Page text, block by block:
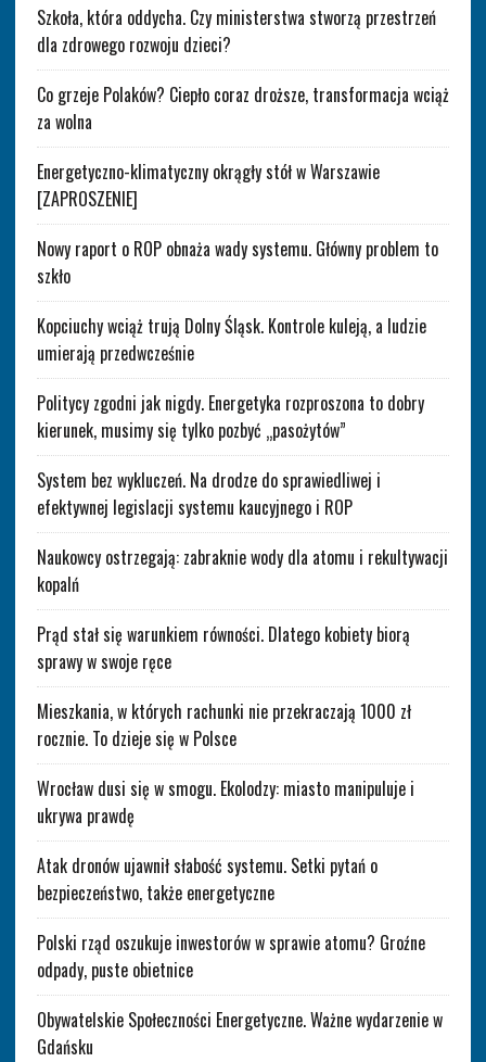
Szkoła, która oddycha. Czy ministerstwa stworzą przestrzeń
dla zdrowego rozwoju dzieci?
Co grzeje Polaków? Ciepło coraz droższe, transformacja wciąż
za wolna
Energetyczno-klimatyczny okrągły stół w Warszawie
[ZAPROSZENIE]
Nowy raport o ROP obnaża wady systemu. Główny problem to
szkło
Kopciuchy wciąż trują Dolny Śląsk. Kontrole kuleją, a ludzie
umierają przedwcześnie
Politycy zgodni jak nigdy. Energetyka rozproszona to dobry
kierunek, musimy się tylko pozbyć „pasożytów”
System bez wykluczeń. Na drodze do sprawiedliwej i
efektywnej legislacji systemu kaucyjnego i ROP
Naukowcy ostrzegają: zabraknie wody dla atomu i rekultywacji
kopalń
Prąd stał się warunkiem równości. Dlatego kobiety biorą
sprawy w swoje ręce
Mieszkania, w których rachunki nie przekraczają 1000 zł
rocznie. To dzieje się w Polsce
Wrocław dusi się w smogu. Ekolodzy: miasto manipuluje i
ukrywa prawdę
Atak dronów ujawnił słabość systemu. Setki pytań o
bezpieczeństwo, także energetyczne
Polski rząd oszukuje inwestorów w sprawie atomu? Groźne
odpady, puste obietnice
Obywatelskie Społeczności Energetyczne. Ważne wydarzenie w
Gdańsku